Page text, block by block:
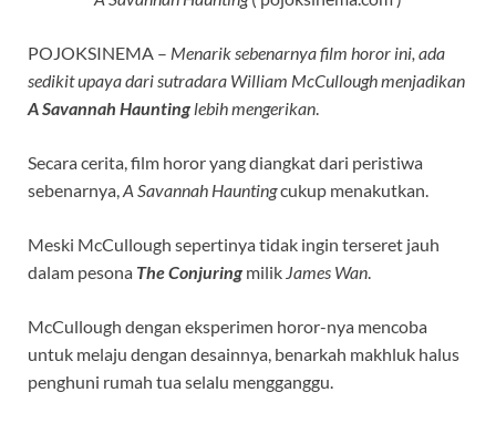
POJOKSINEMA – Menarik sebenarnya film horor ini, ada
sedikit upaya dari sutradara William McCullough menjadikan
A Savannah Haunting lebih mengerikan
Secara cerita, film horor yang diangkat dari peristiwa
sebenarnya, A Savannah Hauntingcukup menakutkan.
Meski McCullough sepertinya tidak ingin terseret jauh
dalam pesona The Conjuring milik James Wan
McCullough dengan eksperimen horor-nya mencoba
untuk melaju dengan desainnya, benarkah makhluk halus
penghuni rumah tua selalu mengganggu.